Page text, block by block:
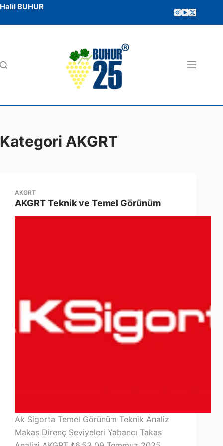
Halil BUHUR
Kategori AKGRT
AKGRT
AKGRT Teknik ve Temel Görünüm
Ak Sigorta Temel Görünüm Teknik Analiz
Makas Direnç Seviyeleri Yabancı Takas